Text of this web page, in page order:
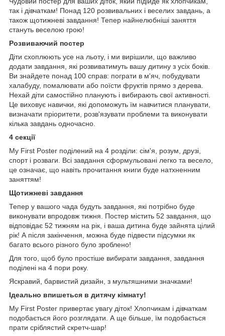
так і дівчаткам! Понад 120 розвивальних і веселих завдань, а
також щотижневі завдання! Тепер найнелюбніші заняття
стануть веселою грою!
Розвиваючий постер
Діти схоплюють усе на льоту, і ми вирішили, що важливо
додати завдання, які розвиватимуть вашу дитину з усіх боків.
Ви знайдете понад 100 справ: пограти в м'яч, побудувати
халабуду, помалювати або поїсти фруктів прямо з дерева.
Нехай діти самостійно планують і вибирають свої активності.
Це виховує навички, які допоможуть їм навчитися планувати,
визначати пріоритети, розв'язувати проблеми та виконувати
кілька завдань одночасно.
4 секції
My First Poster поділений на 4 розділи: сім'я, розум, друзі,
спорт і розваги. Всі завдання сформульовані легко та весело,
це означає, що навіть прочитання книги буде натхненним
заняттям!
Щотижневі завдання
Тепер у вашого чада будуть завдання, які потрібно буде
виконувати впродовж тижня. Постер містить 52 завдання, що
відповідає 52 тижням на рік, і ваша дитина буде зайнята цілий
рік! А після закінчення, можна буде підвести підсумки як
багато всього різного було зроблено!
Для того, щоб було простіше вибирати завдання, завдання
поділені на 4 пори року.
Яскравий, барвистий дизайн, з мультяшними значками!
Ідеально впишеться в дитячу кімнату!
My First Poster привертає увагу діток! Хлопчикам і дівчаткам
подобається його розглядати. А ще більше, їм подобається
прати сріблястий скретч-шар!